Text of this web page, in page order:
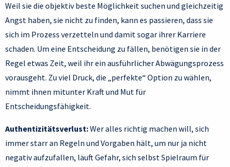
Weil sie die objektiv beste Möglichkeit suchen und gleichzeitig
Angst haben, sie nicht zu finden, kann es passieren, dass sie
sich im Prozess verzetteln und damit sogar ihrer Karriere
schaden. Um eine Entscheidung zu fällen, benötigen sie in der
Regel etwas Zeit, weil ihr ein ausführlicher Abwägungsprozess
vorausgeht. Zu viel Druck, die „perfekte“ Option zu wählen,
nimmt ihnen mitunter Kraft und Mut für
Entscheidungsfähigkeit.
Authentizitätsverlust:Wer alles richtig machen will, sich
immer starr an Regeln und Vorgaben hält, um nur ja nicht
negativ aufzufallen, läuft Gefahr, sich selbst Spielraum für